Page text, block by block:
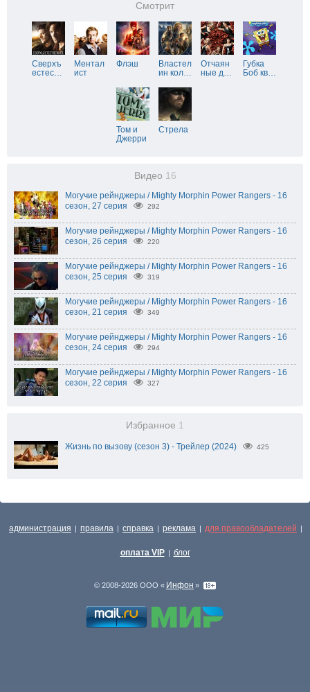
Смотрит
Сверхъ
естес…
Ментал
ист
Флэш
Властел
ин кол…
Отчаян
ные д…
Губка
Боб кв…
Том и
Джерри
Стрела
Видео 16
Могучие рейнджеры / Mighty Morphin Power Rangers - 16
сезон, 27 серия
292
Могучие рейнджеры / Mighty Morphin Power Rangers - 16
сезон, 26 серия
220
Могучие рейнджеры / Mighty Morphin Power Rangers - 16
сезон, 25 серия
319
Могучие рейнджеры / Mighty Morphin Power Rangers - 16
сезон, 21 серия
349
Могучие рейнджеры / Mighty Morphin Power Rangers - 16
сезон, 24 серия
294
Могучие рейнджеры / Mighty Morphin Power Rangers - 16
сезон, 22 серия
327
Избранное 1
Жизнь по вызову (сезон 3) - Трейлер (2024) 425
администрация | правила | справка | реклама | для правообладателей |
оплата VIP | блог
© 2008-2026 ООО « Инфон »